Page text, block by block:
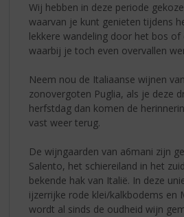
Wij hebben in deze periode
waarvan je kunt genieten tijdens
lekkere wandeling door het bos
waarbij je toch even overvallen
Neem nou de Italiaanse wijnen
zonovergoten Puglia, als je deze
herfstdag dan komen de
vast weer terug.
De wijngaarden van a6mani zijn
Salento, het schiereiland in het
bekende hak van Italië. In deze
ijzerrijke rode klei/kalkbodems en
wordt al sinds de oudheid wijn